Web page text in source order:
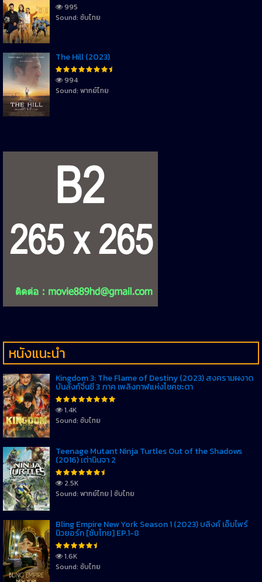
995
Sound: ซับไทย
The Hill (2023)
994
Sound: พากย์ไทย
หนังแนะนำ
Kingdom 3: The Flame of Destiny (2023) สงครามผงาด
บันลังก์จิ๋นซี 3 ภาค เพลิงกาฬแห่งโชคชะตา
1.4K
Sound: ซับไทย
Teenage Mutant Ninja Turtles Out of the Shadows
(2016) เต่านินจา 2
2.5K
Sound: พากย์ไทย | ซับไทย
Bling Empire New York Season 1 (2023) บลิงค์ เอ็มไพร์
นิวยอร์ก [ซับไทย] EP.1-8
1.6K
Sound: ซับไทย